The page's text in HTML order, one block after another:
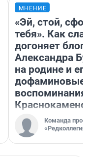
МНЕНИЕ
«Эй, стой,
тебя». Как
догоняет
Александра
на родине и его
дофаминовые
воспоминания
Команда
«Редколлегия»